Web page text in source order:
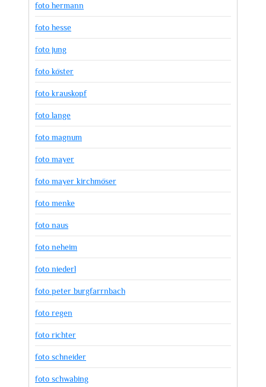
foto hermann
foto hesse
foto jung
foto köster
foto krauskopf
foto lange
foto magnum
foto mayer
foto mayer kirchmöser
foto menke
foto naus
foto neheim
foto niederl
foto peter burgfarrnbach
foto regen
foto richter
foto schneider
foto schwabing